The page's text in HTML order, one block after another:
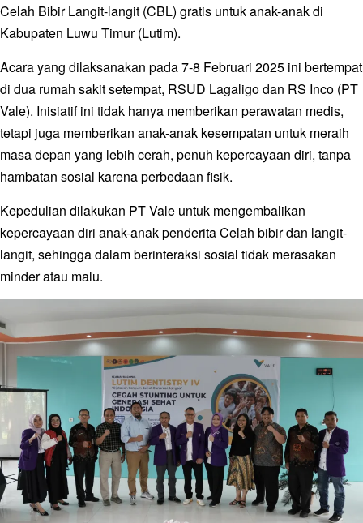
Celah Bibir Langit-langit (CBL) gratis untuk anak-anak di
Kabupaten Luwu Timur (Lutim).
Acara yang dilaksanakan pada 7-8 Februari 2025 ini bertempat
di dua rumah sakit setempat, RSUD Lagaligo dan RS Inco (PT
Vale). Inisiatif ini tidak hanya memberikan perawatan medis,
tetapi juga memberikan anak-anak kesempatan untuk meraih
masa depan yang lebih cerah, penuh kepercayaan diri, tanpa
hambatan sosial karena perbedaan fisik.
Kepedulian dilakukan PT Vale untuk mengembalikan
kepercayaan diri anak-anak penderita Celah bibir dan langit-
langit, sehingga dalam berinteraksi sosial tidak merasakan
minder atau malu.